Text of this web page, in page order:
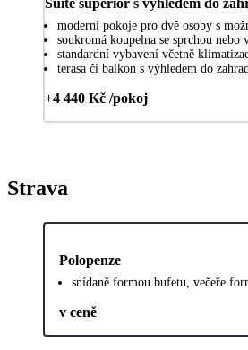
moderní pokoje pro dvě osoby s
soukromá koupelna se sprchou nebo
standardní vybavení včetně
terasa či balkon s výhledem do
+4 440 Kč /pokoj
Strava
Polopenze
snídaně formou bufetu, večeře
v ceně